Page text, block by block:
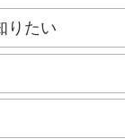
りたい